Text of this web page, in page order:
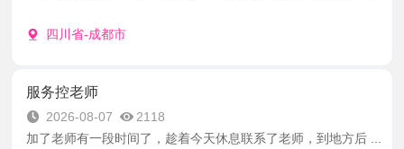
四川省-成都市
服务控老师
2026-08-07
2118
加了老师有一段时间了，趁着今天休息联系了老师，到地方后 ...